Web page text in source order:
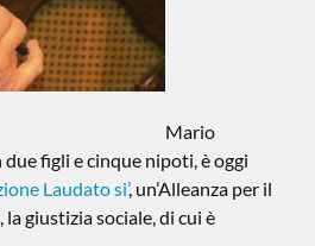
Mario
figli e cinque nipoti, è oggi
Laudato si’, un’Alleanza per il
la giustizia sociale, di cui è